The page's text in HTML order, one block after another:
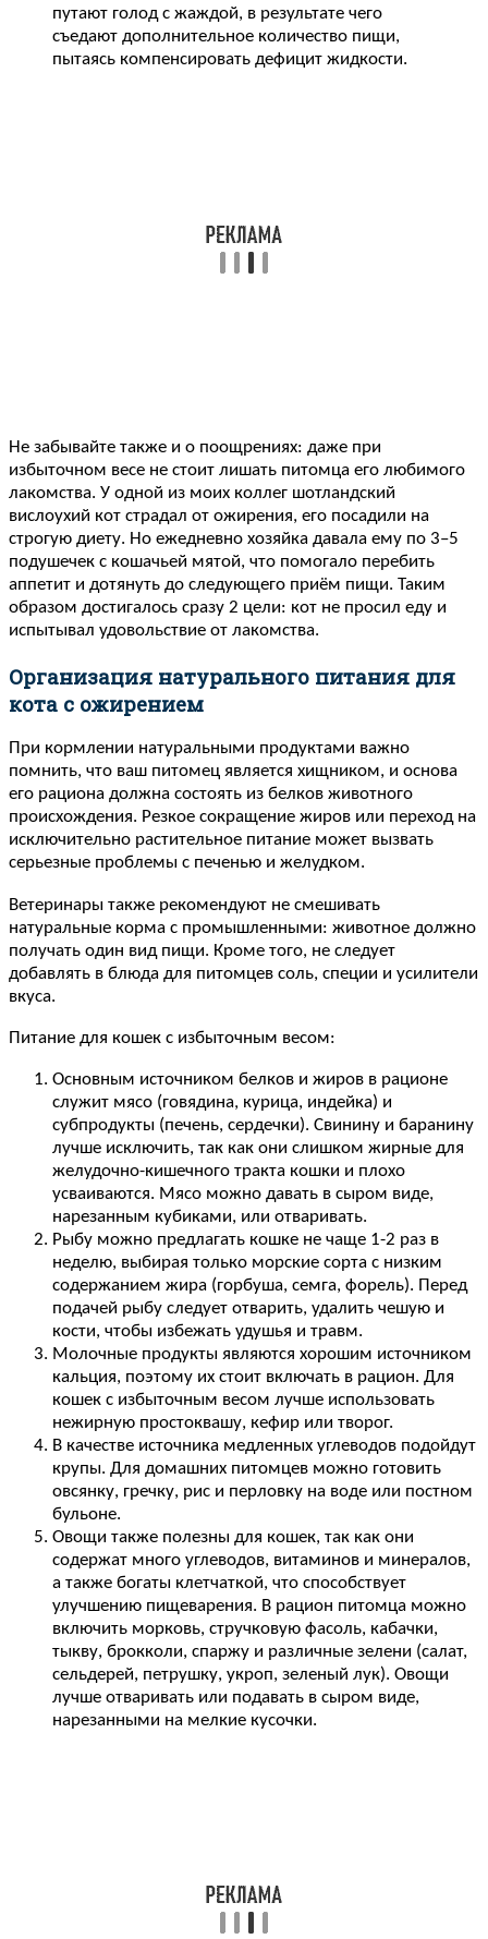
путают голод с жаждой, в результате чего
съедают дополнительное количество пищи,
пытаясь компенсировать дефицит жидкости.
Не забывайте также и о поощрениях: даже при
избыточном весе не стоит лишать питомца его любимого
лакомства. У одной из моих коллег шотландский
вислоухий кот страдал от ожирения, его посадили на
строгую диету. Но ежедневно хозяйка давала ему по 3–5
подушечек с кошачьей мятой, что помогало перебить
аппетит и дотянуть до следующего приём пищи. Таким
образом достигалось сразу 2 цели: кот не просил еду и
испытывал удовольствие от лакомства.
Организация натурального питания для
кота с ожирением
При кормлении натуральными продуктами важно
помнить, что ваш питомец является хищником, и основа
его рациона должна состоять из белков животного
происхождения. Резкое сокращение жиров или переход на
исключительно растительное питание может вызвать
серьезные проблемы с печенью и желудком.
Ветеринары также рекомендуют не смешивать
натуральные корма с промышленными: животное должно
получать один вид пищи. Кроме того, не следует
добавлять в блюда для питомцев соль, специи и усилители
вкуса.
Питание для кошек с избыточным весом:
Основным источником белков и жиров в рационе
служит мясо (говядина, курица, индейка) и
субпродукты (печень, сердечки). Свинину и баранину
лучше исключить, так как они слишком жирные для
желудочно-кишечного тракта кошки и плохо
усваиваются. Мясо можно давать в сыром виде,
нарезанным кубиками, или отваривать.
Рыбу можно предлагать кошке не чаще 1-2 раз в
неделю, выбирая только морские сорта с низким
содержанием жира (горбуша, семга, форель). Перед
подачей рыбу следует отварить, удалить чешую и
кости, чтобы избежать удушья и травм.
Молочные продукты являются хорошим источником
кальция, поэтому их стоит включать в рацион. Для
кошек с избыточным весом лучше использовать
нежирную простоквашу, кефир или творог.
В качестве источника медленных углеводов подойдут
крупы. Для домашних питомцев можно готовить
овсянку, гречку, рис и перловку на воде или постном
бульоне.
Овощи также полезны для кошек, так как они
содержат много углеводов, витаминов и минералов,
а также богаты клетчаткой, что способствует
улучшению пищеварения. В рацион питомца можно
включить морковь, стручковую фасоль, кабачки,
тыкву, брокколи, спаржу и различные зелени (салат,
сельдерей, петрушку, укроп, зеленый лук). Овощи
лучше отваривать или подавать в сыром виде,
нарезанными на мелкие кусочки.